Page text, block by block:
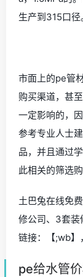
生产到315口径
市面上的pe管
购买渠道，甚
一定影响的，
参考专业人士
品，并且通过
此相关的筛选
土巴兔在线免
修公司、3套装
链接：【;wb】
pe给水管